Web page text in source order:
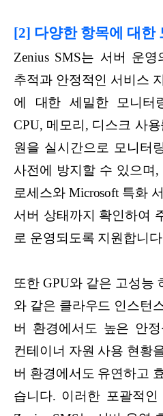
[2] 다양한 항목에 대한
Zenius SMS는 서버 운
추적과 안정적인 서비스
에 대한 세밀한 모니터
CPU, 메모리, 디스크 사
원을 실시간으로 모니터
사전에 방지할 수 있으며
로세스와 Microsoft 특화
서버 상태까지 확인하여
로 운영되도록 지원합니
또한 GPU와 같은 고성능
와 같은 클라우드 인스턴
버 환경에서도 높은 안
컨테이너 자원 사용 현황
버 환경에서도 유연하고
습니다. 이러한 포괄적